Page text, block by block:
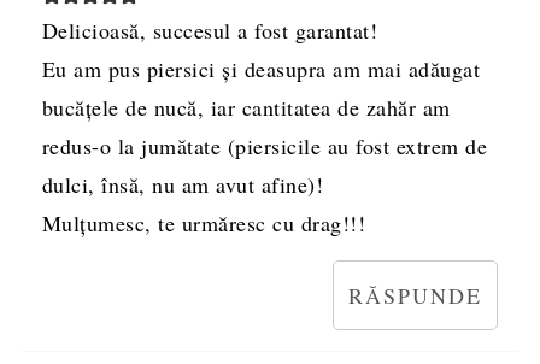
Delicioasă, succesul a fost garantat!
Eu am pus piersici și deasupra am mai adăugat
bucățele de nucă, iar cantitatea de zahăr am
redus-o la jumătate (piersicile au fost extrem de
dulci, însă, nu am avut afine)!
Mulțumesc, te urmăresc cu drag!!!
RĂSPUNDE